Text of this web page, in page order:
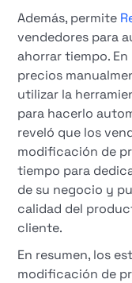
Además, permite
vendedores para
ahorrar tiempo.
precios
utilizar la
para hacerlo
reveló que los
modificación de
tiempo para
de su negocio y
calidad del
cliente.
En resumen, los
modificación de